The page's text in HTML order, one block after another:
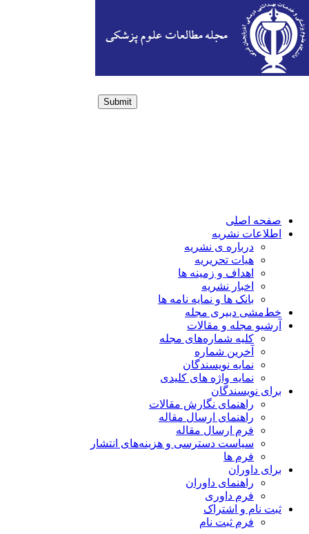
Submit
صفحه اصلی
اطلاعات نشریه
درباره ی نشریه
هیات تحریریه
اهداف و زمینه ها
اخبار نشریه
بانک ها و نمایه نامه ها
خط‌مشی دبیری مجله
آرشیو مجله و مقالات
کلیه شماره‌های مجله
آخرین شماره
نمایه نویسندگان
نمایه واژه های کلیدی
برای نویسندگان
راهنمای نگارش مقالات
راهنمای ارسال مقاله
فرم ارسال مقاله
سیاست دسترسی و هزینه‌های انتشار
فرم ها
برای داوران
راهنمای داوران
فرم داوری
ثبت نام و اشتراک
فرم ثبت نام